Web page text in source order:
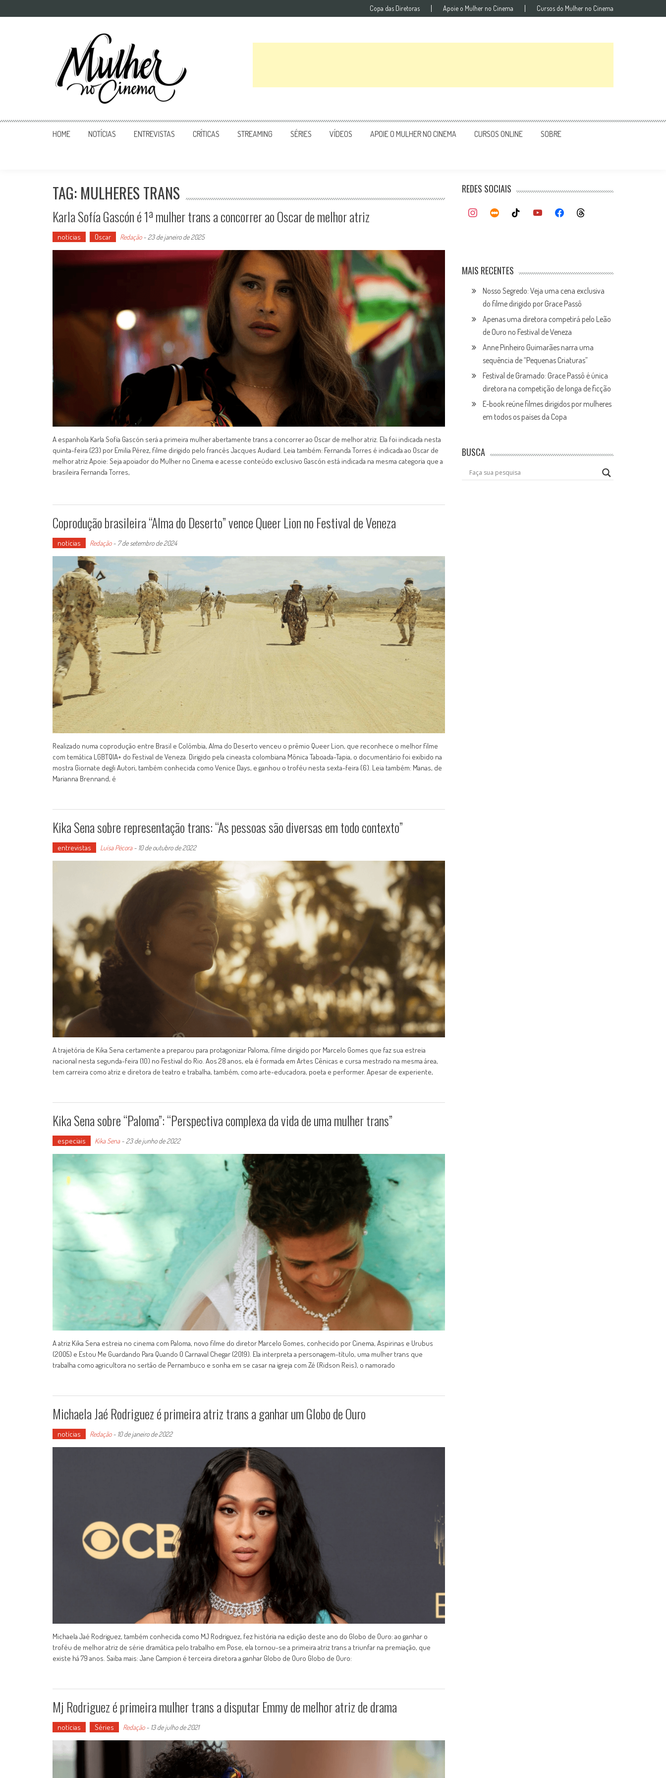
Copa das Diretoras Apoie o Mulher no Cinema Cursos do Mulher no Cinema
Mulher no Cinema
HOME NOTÍCIAS ENTREVISTAS CRÍTICAS STREAMING SÉRIES VÍDEOS APOIE O MULHER NO CINEMA CURSOS ONLINE SOBRE
TAG: MULHERES TRANS
Karla Sofía Gascón é 1ª mulher trans a concorrer ao Oscar de melhor atriz
notícias Oscar Redação- 23 de janeiro de 2025
A espanhola Karla Sofía Gascón será a primeira mulher abertamente trans a concorrer ao Oscar de melhor atriz. Ela foi indicada nesta
quinta-feira (23) por Emilia Pérez, filme dirigido pelo francês Jacques Audiard. Leia também: Fernanda Torres é indicada ao Oscar de
melhor atriz Apoie: Seja apoiador do Mulher no Cinema e acesse conteúdo exclusivo Gascón está indicada na mesma categoria que a
brasileira Fernanda Torres,
Coprodução brasileira “Alma do Deserto” vence Queer Lion no Festival de Veneza
notícias Redação- 7 de setembro de 2024
Realizado numa coprodução entre Brasil e Colômbia, Alma do Deserto venceu o prêmio Queer Lion, que reconhece o melhor filme
com temática LGBTQIA+ do Festival de Veneza. Dirigido pela cineasta colombiana Mônica Taboada-Tapia, o documentário foi exibido na
mostra Giornate degli Autori, também conhecida como Venice Days, e ganhou o troféu nesta sexta-feira (6). Leia também: Manas, de
Marianna Brennand, é
Kika Sena sobre representação trans: “As pessoas são diversas em todo contexto”
entrevistas Luísa Pécora- 10 de outubro de 2022
A trajetória de Kika Sena certamente a preparou para protagonizar Paloma, filme dirigido por Marcelo Gomes que faz sua estreia
nacional nesta segunda-feira (10) no Festival do Rio. Aos 28 anos, ela é formada em Artes Cênicas e cursa mestrado na mesma área,
tem carreira como atriz e diretora de teatro e trabalha, também, como arte-educadora, poeta e performer. Apesar de experiente,
Kika Sena sobre “Paloma”: “Perspectiva complexa da vida de uma mulher trans”
especiais Kika Sena- 23 de junho de 2022
A atriz Kika Sena estreia no cinema com Paloma, novo filme do diretor Marcelo Gomes, conhecido por Cinema, Aspirinas e Urubus
(2005) e Estou Me Guardando Para Quando O Carnaval Chegar (2019). Ela interpreta a personagem-título, uma mulher trans que
trabalha como agricultora no sertão de Pernambuco e sonha em se casar na igreja com Zé (Ridson Reis), o namorado
Michaela Jaé Rodriguez é primeira atriz trans a ganhar um Globo de Ouro
notícias Redação- 10 de janeiro de 2022
Michaela Jaé Rodriguez, também conhecida como MJ Rodriguez, fez história na edição deste ano do Globo de Ouro: ao ganhar o
troféu de melhor atriz de série dramática pelo trabalho em Pose, ela tornou-se a primeira atriz trans a triunfar na premiação, que
existe há 79 anos. Saiba mais: Jane Campion é terceira diretora a ganhar Globo de Ouro Globo de Ouro:
Mj Rodriguez é primeira mulher trans a disputar Emmy de melhor atriz de drama
notícias Séries Redação- 13 de julho de 2021
REDES SOCIAIS
MAIS RECENTES
Nosso Segredo: Veja uma cena exclusiva
do filme dirigido por Grace Passô
Apenas uma diretora competirá pelo Leão
de Ouro no Festival de Veneza
Anne Pinheiro Guimarães narra uma
sequência de “Pequenas Criaturas”
Festival de Gramado: Grace Passô é única
diretora na competição de longa de ficção
E-book reúne filmes dirigidos por mulheres
em todos os países da Copa
BUSCA